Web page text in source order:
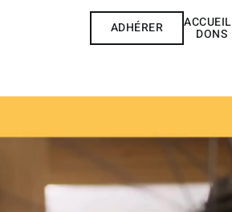
ADHÉRER ACCUEIL
DONS